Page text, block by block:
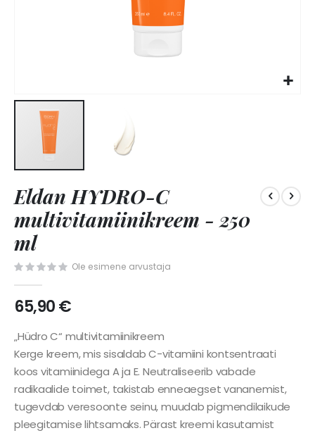
to
the
beginning
the
images
Eldan HYDRO-C
multivitamiinikreem - 250
ml
Ole esimene arvustaja
65,90 €
„Hüdro C“ multivitamiinikreem
Kerge kreem, mis sisaldab C-vitamiini kontsentraati
koos vitamiinidega A ja E. Neutraliseerib vabade
radikaalide toimet, takistab enneaegset vananemist,
tugevdab veresoonte seinu, muudab pigmendilaikude
pleegitamise lihtsamaks. Pärast kreemi kasutamist